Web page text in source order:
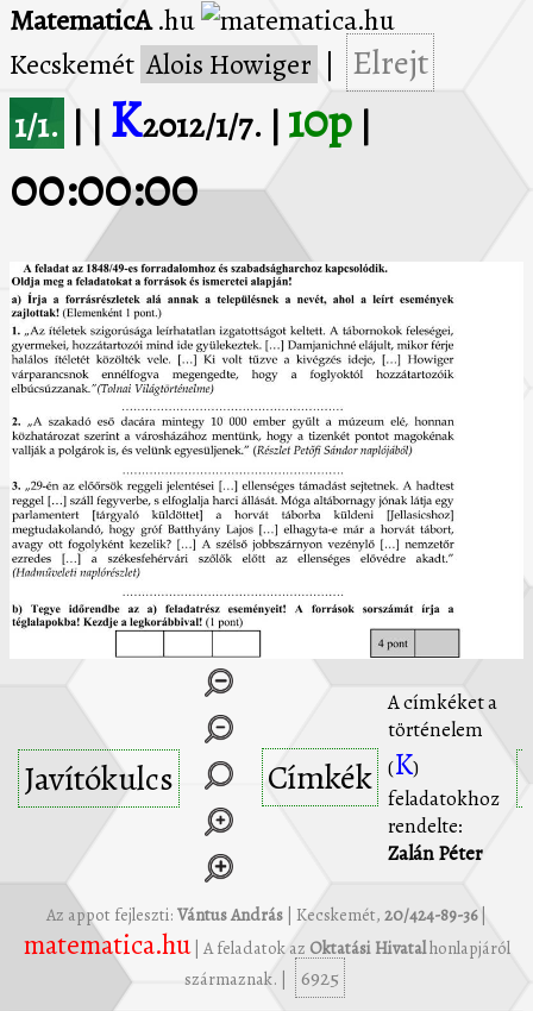
MatematicA.hu
Kecskemét Alois Howiger
Elrejt
1/1.
K2012/1/7. | 10p
00:00:00
Javítókulcs Címkék
A címkéket a
történelem
(K)
feladatokhoz
rendelte:
Zalán Péter
Az appot fejleszti: Vántus András | Kecskemét, 20/424-89-36|
matematica.hu| A feladatok az Oktatási Hivatalhonlapjáról
származnak. |
6925